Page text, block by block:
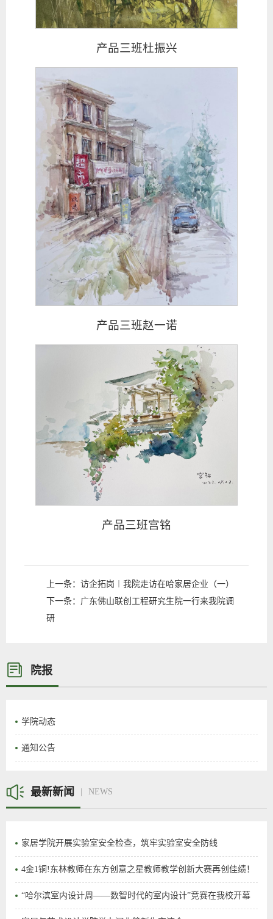
产品三班杜振兴
产品三班赵一诺
产品三班宫铭
上一条： 访企拓岗︱我院走访在哈家居企业（一）
下一条： 广东佛山联创工程研究生院一行来我院调
研
院报
学院动态
通知公告
最新新闻 NEWS
家居学院开展实验室安全检查，筑牢实验室安全防线
4金1铜!东林教师在东方创意之星教师教学创新大赛再创佳绩！
“哈尔滨室内设计周——数智时代的室内设计”竞赛在我校开幕